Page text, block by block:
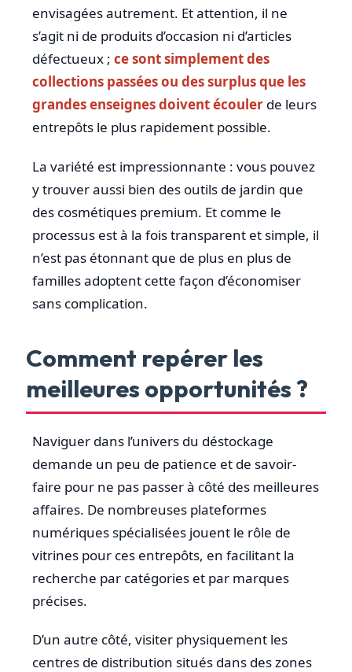
envisagées autrement. Et attention, il ne
s’agit ni de produits d’occasion ni d’articles
défectueux ; ce sont simplement des
collections passées ou des surplus que les
grandes enseignes doivent écouler de leurs
entrepôts le plus rapidement possible.
La variété est impressionnante : vous pouvez
y trouver aussi bien des outils de jardin que
des cosmétiques premium. Et comme le
processus est à la fois transparent et simple, il
n’est pas étonnant que de plus en plus de
familles adoptent cette façon d’économiser
sans complication.
Comment repérer les
meilleures opportunités ?
Naviguer dans l’univers du déstockage
demande un peu de patience et de savoir-
faire pour ne pas passer à côté des meilleures
affaires. De nombreuses plateformes
numériques spécialisées jouent le rôle de
vitrines pour ces entrepôts, en facilitant la
recherche par catégories et par marques
précises.
D’un autre côté, visiter physiquement les
centres de distribution situés dans des zones